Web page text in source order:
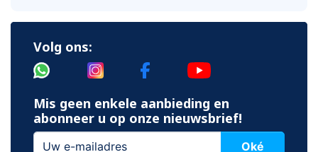
Volg ons:
Mis geen enkele aanbieding en
abonneer u op onze nieuwsbrief!
Oké